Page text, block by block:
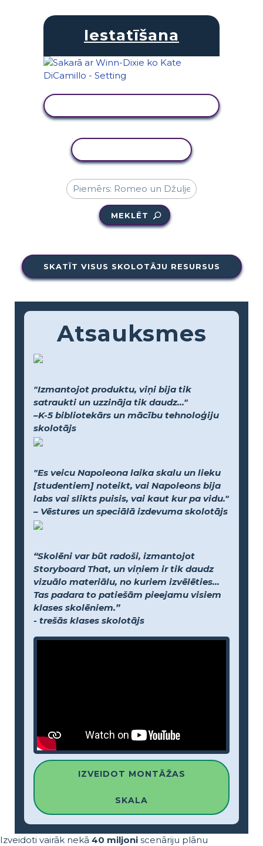
Iestatīšana
MEKLĒT
SKATĪT VISUS SKOLOTĀJU RESURSUS
Atsauksmes
"Izmantojot produktu, viņi bija tik
satraukti un uzzināja tik daudz..."
–K-5 bibliotekārs un mācību tehnoloģiju
skolotājs
"Es veicu Napoleona laika skalu un lieku
[studentiem] noteikt, vai Napoleons bija
labs vai slikts puisis, vai kaut kur pa vidu."
– Vēstures un speciālā izdevuma skolotājs
“Skolēni var būt radoši, izmantojot
Storyboard That, un viņiem ir tik daudz
vizuālo materiālu, no kuriem izvēlēties...
Tas padara to patiešām pieejamu visiem
klases skolēniem.”
- trešās klases skolotājs
IZVEIDOT MONTĀŽAS
SKALA
Izveidoti vairāk nekā 40 miljoni scenāriju plānu